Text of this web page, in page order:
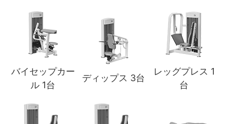
バイセップカー
ル 1台
ディップス 3台
レッグプレス 1
台